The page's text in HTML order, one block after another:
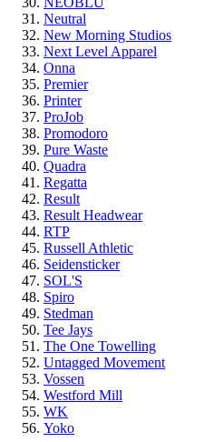
Neutral
New Morning Studios
Next Level Apparel
Onna
Premier
Printer
ProJob
Promodoro
Pure Waste
Quadra
Regatta
Result
Result Headwear
RTP
Russell Athletic
Seidensticker
SOL'S
Spiro
Stedman
Tee Jays
The One Towelling
Untagged Movement
Vossen
Westford Mill
WK
Yoko